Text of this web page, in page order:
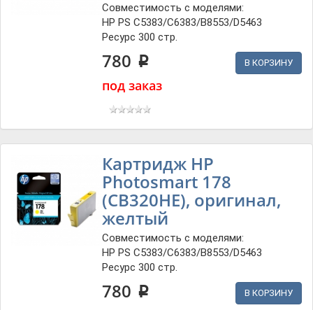
Совместимость с моделями:
HP PS C5383/C6383/B8553/D5463
Ресурс 300 стр.
780 p
под заказ
В КОРЗИНУ
Картридж HP
Photosmart 178
(CB320HE), оригинал,
желтый
Совместимость с моделями:
HP PS C5383/C6383/B8553/D5463
Ресурс 300 стр.
780 p
В КОРЗИНУ